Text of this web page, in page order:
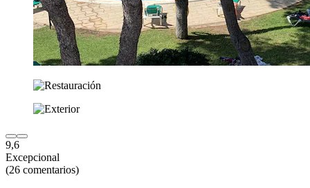
9,6
Excepcional
(26 comentarios)